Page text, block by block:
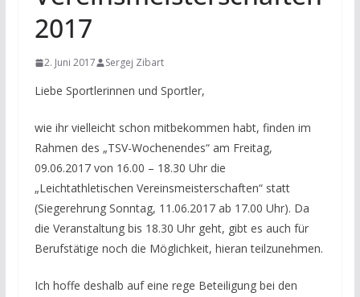
2017
2. Juni 2017 Sergej Zibart
Liebe Sportlerinnen und Sportler,
wie ihr vielleicht schon mitbekommen habt, finden im
Rahmen des „TSV-Wochenendes“ am Freitag,
09.06.2017 von 16.00 – 18.30 Uhr die
„Leichtathletischen Vereinsmeisterschaften“ statt
(Siegerehrung Sonntag, 11.06.2017 ab 17.00 Uhr). Da
die Veranstaltung bis 18.30 Uhr geht, gibt es auch für
Berufstätige noch die Möglichkeit, hieran teilzunehmen.
Ich hoffe deshalb auf eine rege Beteiligung bei den